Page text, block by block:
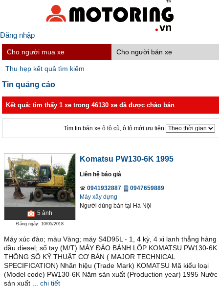
Đăng nhập
Cho người mua xe Cho người bán xe
Thu hẹp kết quả tìm kiếm
Tin quảng cáo
Kết quả: tìm thấy 1 xe trong 46130 xe đã được chào bán
Tìm tin bán xe ô tô cũ, ô tô mới ưu tiên
5 ảnh
Đăng ngày: 10/05/2018
Komatsu PW130-6K 1995
Liên hệ báo giá
0941932887
0947659889
Máy xây dựng
Người dùng bán tại Hà Nội
Máy xúc đào; màu Vàng; máy S4D95L - 1, 4 kỳ, 4 xi lanh thẳng hàng
dầu diesel; số tay (M/T) MÁY ĐÀO BÁNH LỐP KOMATSU PW130-6K
THÔNG SỐ KỸ THUẬT CƠ BẢN ( MAJOR TECHNICAL
SPECIFICATION) Nhãn hiệu (Trade Mark) KOMATSU Mã kiểu loại
(Model code) PW130-6K Năm sản xuất (Production year) 1995 Nước
sản xuất ...
chi tiết